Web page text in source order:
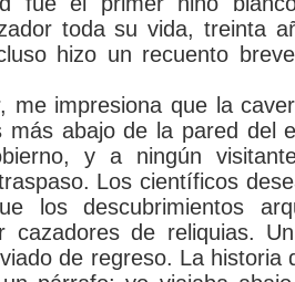
toda su vida, treinta
hizo un recuento
me impresiona que la
más abajo de la pared del
y a ningún
Los científicos
los descubrimientos
cazadores de reliquias.
de regreso. La